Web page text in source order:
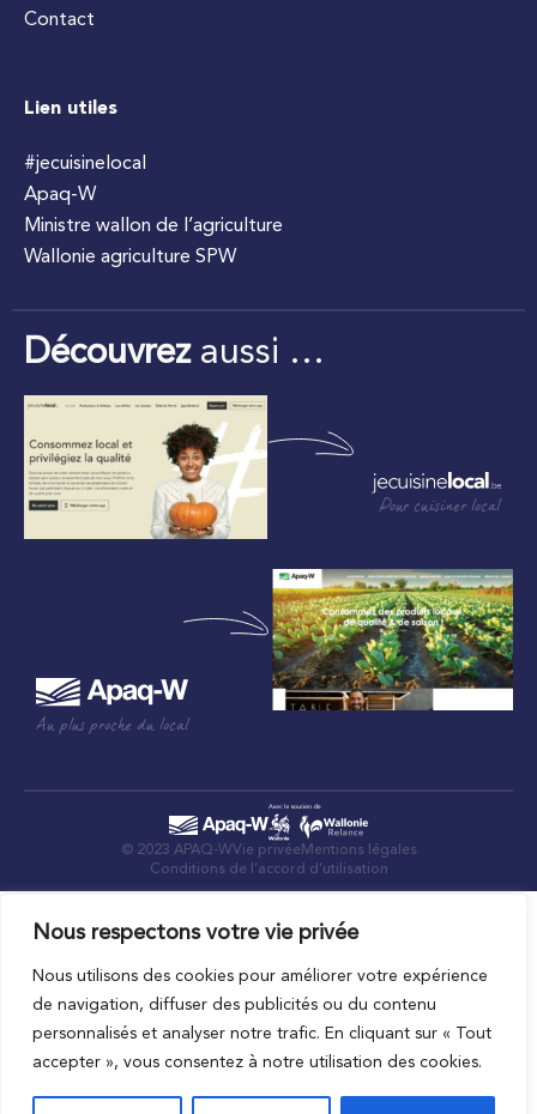
Nous respectons votre vie privée
Nous utilisons des cookies pour améliorer votre expérience
de navigation, diffuser des publicités ou du contenu
personnalisés et analyser notre trafic. En cliquant sur « Tout
accepter », vous consentez à notre utilisation des cookies.
Contact
Lien utiles
#jecuisinelocal
Apaq-W
Ministre wallon de l’agriculture
Wallonie agriculture SPW
Découvrezaussi …
Pour cuisiner local
Au plus proche du local
© 2023 APAQ-WVie privée Mentions légales
Conditions de l’accord d’utilisation